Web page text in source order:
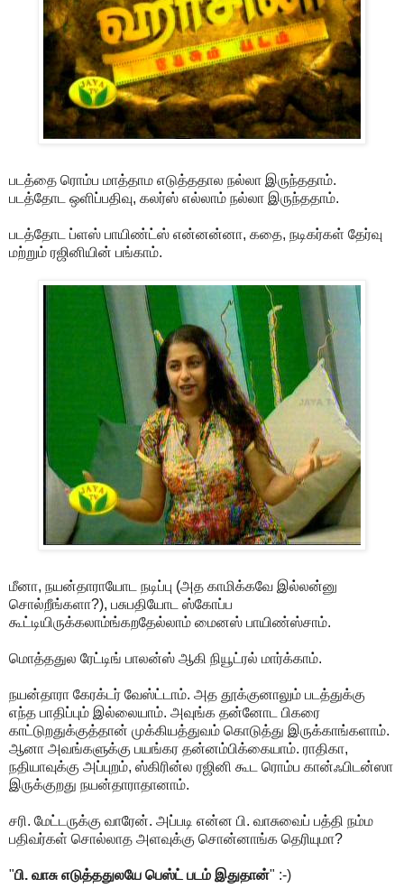
படத்தை ரொம்ப மாத்தாம எடுத்ததால நல்லா இருந்ததாம்.
படத்தோட ஒளிப்பதிவு, கலர்ஸ் எல்லாம் நல்லா இருந்ததாம்.
படத்தோட ப்ளஸ் பாயிண்ட்ஸ் என்னன்னா, கதை, நடிகர்கள் தேர்வு
மற்றும் ரஜினியின் பங்காம்.
மீனா, நயன்தாராயோட நடிப்பு (அத காமிக்கவே இல்லன்னு
சொல்றீங்களா?), பசுபதியோட ஸ்கோப்ப
கூட்டியிருக்கலாம்ங்கறதேல்லாம் மைனஸ் பாயிண்ஸ்சாம்.
மொத்ததுல ரேட்டிங் பாலன்ஸ் ஆகி நியூட்ரல் மார்க்காம்.
நயன்தாரா கேரக்டர் வேஸ்ட்டாம். அத தூக்குனாலும் படத்துக்கு
எந்த பாதிப்பும் இல்லையாம். அவுங்க தன்னோட பிகரை
காட்டுறதுக்குத்தான் முக்கியத்துவம் கொடுத்து இருக்காங்களாம்.
ஆனா அவங்களுக்கு பயங்கர தன்னம்பிக்கையாம். ராதிகா,
நதியாவுக்கு அப்புறம், ஸ்கிரின்ல ரஜினி கூட ரொம்ப கான்ஃபிடன்ஸா
இருக்குறது நயன்தாராதானாம்.
சரி. மேட்டருக்கு வாரேன். அப்படி என்ன பி. வாசுவைப் பத்தி நம்ம
பதிவர்கள் சொல்லாத அளவுக்கு சொன்னாங்க தெரியுமா?
"பி. வாசு எடுத்ததுலயே பெஸ்ட் படம் இதுதான்" :-)